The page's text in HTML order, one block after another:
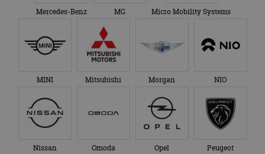
Mercedes-Benz MG Micro Mobility Systems
MINI Mitsubishi Morgan NIO
Nissan Omoda Opel Peugeot